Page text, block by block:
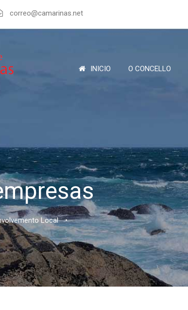
correo@camarinas.net
INICIO O CONCELLO
Local •